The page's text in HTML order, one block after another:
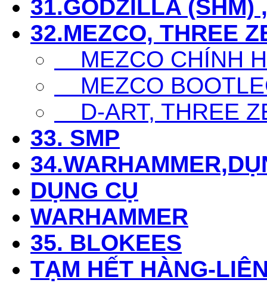
31.GODZILLA (SHM)
32.MEZCO, THREE
MEZCO CHÍNH
MEZCO
D-ART, THREE
33. SMP
DỤNG CỤ
WARHAMMER
35. BLOKEES
TẠM HẾT HÀNG-